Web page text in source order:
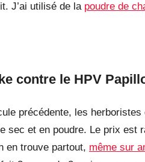
J’ai utilisé de la poudre de
contre le HPV
précédente, les
sec et en poudre. Le prix est
en trouve partout, même sur